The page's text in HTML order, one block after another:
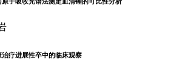
疗进展性卒中的临床观察